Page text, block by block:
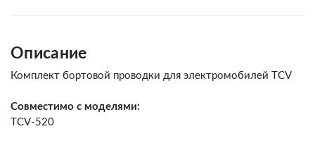
Описание
Комплект бортовой проводки для электромобилей TCV
Совместимо с моделями:
TCV-520